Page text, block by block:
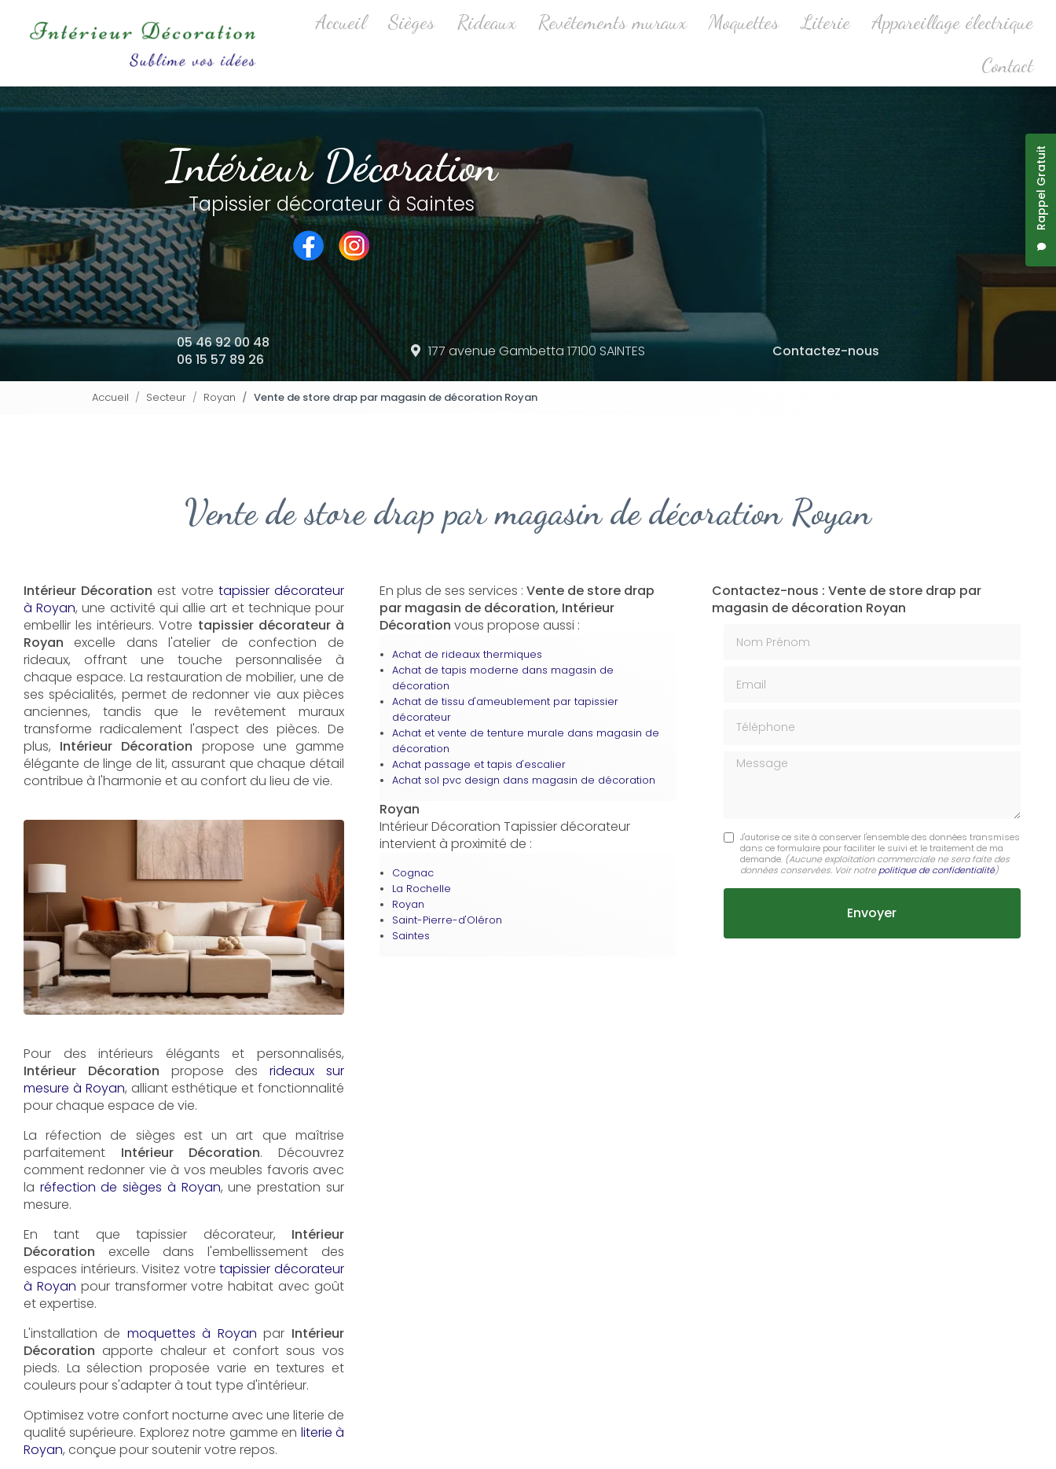
contenu
Rappel Gratuit
Accueil Sièges Rideaux Revêtements muraux Moquettes Literie
Appareillage électrique
Contact
Intérieur Décoration
Tapissier décorateur à Saintes
05 46 92 00 48
06 15 57 89 26
177 avenue Gambetta 17100 SAINTES Contactez-nous
Accueil Secteur Royan Vente de store drap par magasin de décoration Royan
Vente de store drap par magasin de décoration Royan
Intérieur Décoration est votre tapissier décorateur
à Royan, une activité qui allie art et technique pour
embellir les intérieurs. Votre tapissier décorateur à
Royan excelle dans l'atelier de confection de
rideaux, offrant une touche personnalisée à
chaque espace. La restauration de mobilier, une de
ses spécialités, permet de redonner vie aux pièces
anciennes, tandis que le revêtement muraux
transforme radicalement l'aspect des pièces. De
plus, Intérieur Décoration propose une gamme
élégante de linge de lit, assurant que chaque détail
contribue à l'harmonie et au confort du lieu de vie.
Pour des intérieurs élégants et personnalisés,
Intérieur Décoration propose desrideaux sur
mesure à Royan, alliant esthétique et fonctionnalité
pour chaque espace de vie.
La réfection de sièges est un art que maîtrise
parfaitement Intérieur Décoration. Découvrez
comment redonner vie à vos meubles favoris avec
la réfection de sièges à Royan, une prestation sur
mesure.
En tant que tapissier décorateur, Intérieur
Décoration excelle dans l'embellissement des
espaces intérieurs. Visitez votretapissier décorateur
à Royan pour transformer votre habitat avec goût
et expertise.
L'installation de moquettes à Royan par Intérieur
Décoration apporte chaleur et confort sous vos
pieds. La sélection proposée varie en textures et
couleurs pour s'adapter à tout type d'intérieur.
Optimisez votre confort nocturne avec une literie de
qualité supérieure. Explorez notre gamme en literie à
Royan, conçue pour soutenir votre repos.
En plus de ses services : Vente de store drap
par magasin de décoration, Intérieur
Décoration vous propose aussi :
Achat de rideaux thermiques
Achat de tapis moderne dans magasin de
décoration
Achat de tissu d'ameublement par tapissier
décorateur
Achat et vente de tenture murale dans magasin de
décoration
Achat passage et tapis d'escalier
Achat sol pvc design dans magasin de décoration
Royan
Intérieur Décoration Tapissier décorateur
intervient à proximité de :
Cognac
La Rochelle
Royan
Saint-Pierre-d'Oléron
Saintes
Contactez-nous : Vente de store drap par
magasin de décoration Royan
Message
J'autorise ce site à conserver l'ensemble des données transmises
dans ce formulaire pour faciliter le suivi et le traitement de ma
demande. (Aucune exploitation commerciale ne sera faite des
données conservées. Voir notrepolitique de confidentialité)